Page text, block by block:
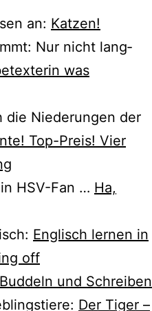
an: Katzen!
Nur nicht lang­
was
die Niederungen der
Top-Preis! Vier
HSV-Fan … Ha,
Englisch ler­nen in
off
und Schreiben
Der Tiger –